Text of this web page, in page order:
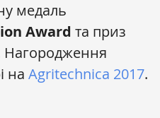
медаль
Award та приз
Нагородження
на Agritechnica 2017.